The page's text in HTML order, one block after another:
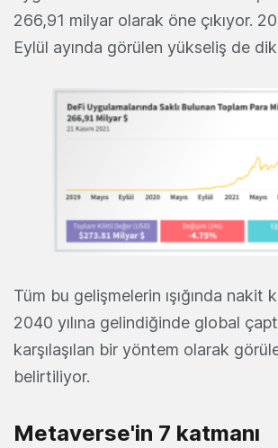
266,91 milyar olarak öne çıkıyor.
Eylül ayında görülen yükseliş de
Tüm bu gelişmelerin ışığında nakit
2040 yılına gelindiğinde global
karşılaşılan bir yöntem olarak
belirtiliyor.
Metaverse'in 7 katmanı